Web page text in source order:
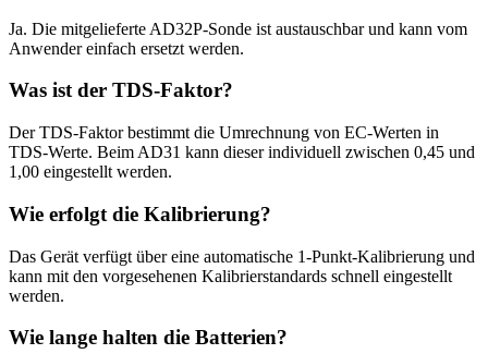
Ja. Die mitgelieferte AD32P-Sonde ist austauschbar und kann vom
Anwender einfach ersetzt werden.
Was ist der TDS-Faktor?
Der TDS-Faktor bestimmt die Umrechnung von EC-Werten in
TDS-Werte. Beim AD31 kann dieser individuell zwischen 0,45 und
1,00 eingestellt werden.
Wie erfolgt die Kalibrierung?
Das Gerät verfügt über eine automatische 1-Punkt-Kalibrierung und
kann mit den vorgesehenen Kalibrierstandards schnell eingestellt
werden.
Wie lange halten die Batterien?